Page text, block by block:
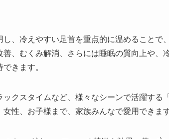
、冷えやすい足首を重点的に温めることで
、むくみ解消、さらには睡眠の質向上や、
きます。
クスタイムなど、様々なシーンで活躍する
性、お子様まで、家族みんなで愛用できます